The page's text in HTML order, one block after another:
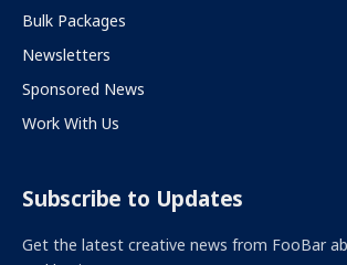
Bulk Packages
Newsletters
Sponsored News
Work With Us
Subscribe to Updates
Get the latest creative news from FooBar